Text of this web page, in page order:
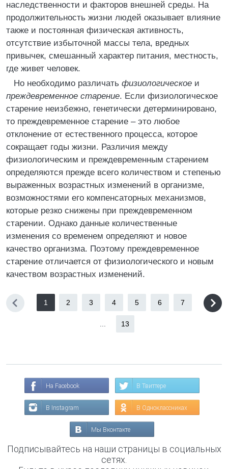
наследственности и факторов внешней среды. На
продолжительность жизни людей оказывает влияние
также и постоянная физическая активность,
отсутствие избыточной массы тела, вредных
привычек, смешанный характер питания, местность,
где живет человек.
Но необходимо различать физиологическое и
преждевременное старение. Если физиологическое
старение неизбежно, генетически детерминировано,
то преждевременное старение – это любое
отклонение от естественного процесса, которое
сокращает годы жизни. Различия между
физиологическим и преждевременным старением
определяются прежде всего количеством и степенью
выраженных возрастных изменений в организме,
возможностями его компенсаторных механизмов,
которые резко снижены при преждевременном
старении. Однако данные количественные
изменения со временем определяют и новое
качество организма. Поэтому преждевременное
старение отличается от физиологического и новым
качеством возрастных изменений.
1 2 3 4 5 6 7
13
На Facebook В Твиттере
В Instagram В Одноклассниках
Мы Вконтакте
Подписывайтесь на наши страницы в социальных
сетях.